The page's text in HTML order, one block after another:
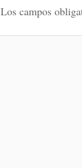
Los campos